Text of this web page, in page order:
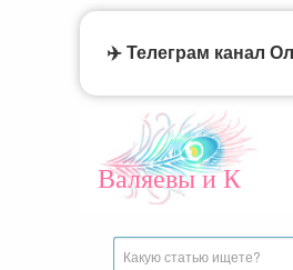
Валяевы и К
✈️ Телеграм канал